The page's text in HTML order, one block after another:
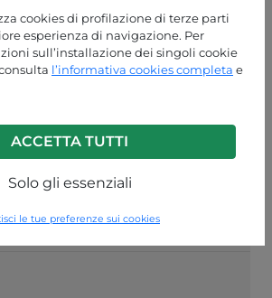
cookies di profilazione di terze parti
esperienza di navigazione. Per
sull’installazione dei singoli cookie
l’informativa cookies completa e
ACCETTA TUTTI
Solo gli essenziali
le tue preferenze sui cookies
sempre aggiornato con la moda del
WhatsApp